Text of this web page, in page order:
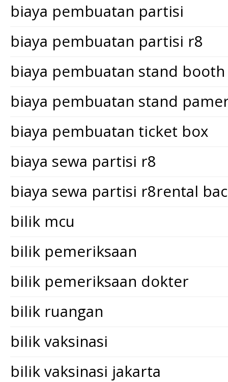
biaya pembuatan partisi
biaya pembuatan partisi r8
biaya pembuatan stand booth
biaya pembuatan stand
biaya pembuatan ticket box
biaya sewa partisi r8
biaya sewa partisi r8rental
bilik mcu
bilik pemeriksaan
bilik pemeriksaan dokter
bilik ruangan
bilik vaksinasi
bilik vaksinasi jakarta